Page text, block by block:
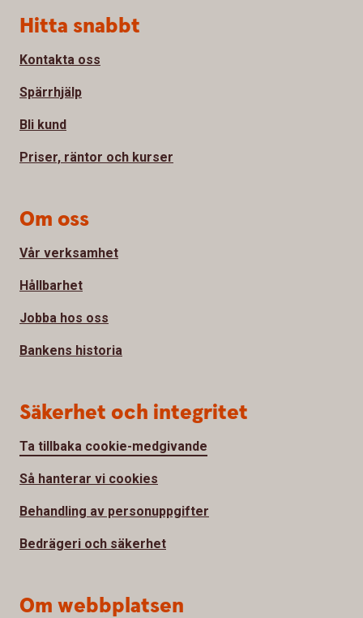
Sidfot
Hitta snabbt
Kontakta oss
Spärrhjälp
Bli kund
Priser, räntor och kurser
Om oss
Vår verksamhet
Hållbarhet
Jobba hos oss
Bankens historia
Säkerhet och integritet
Ta tillbaka cookie-medgivande
Så hanterar vi cookies
Behandling av personuppgifter
Bedrägeri och säkerhet
Om webbplatsen